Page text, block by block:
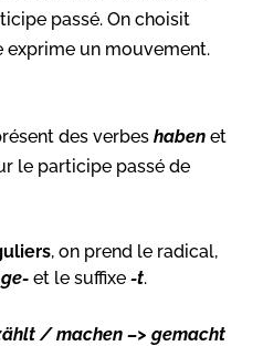
passé. On choisit
exprime un mouvement.
des verbes haben et
le participe passé de
, on prend le radical,
ge- et le suffixe -t.
/ machen –> gemacht